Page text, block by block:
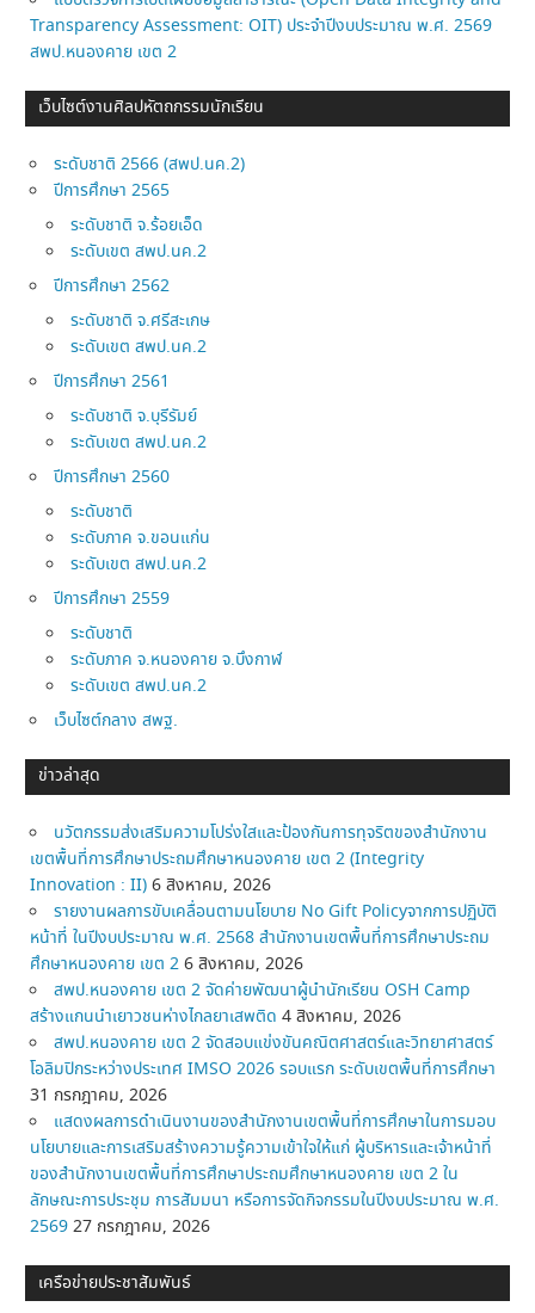
Transparency Assessment: OIT) ประจำปีงบประมาณ พ.ศ. 2569
สพป.หนองคาย เขต 2
เว็บไซต์งานศิลปหัตถกรรมนักเรียน
ระดับชาติ 2566 (สพป.นค.2)
ปีการศึกษา 2565
ระดับชาติ จ.ร้อยเอ็ด
ระดับเขต สพป.นค.2
ปีการศึกษา 2562
ระดับชาติ จ.ศรีสะเกษ
ระดับเขต สพป.นค.2
ปีการศึกษา 2561
ระดับชาติ จ.บุรีรัมย์
ระดับเขต สพป.นค.2
ปีการศึกษา 2560
ระดับชาติ
ระดับภาค จ.ขอนแก่น
ระดับเขต สพป.นค.2
ปีการศึกษา 2559
ระดับชาติ
ระดับภาค จ.หนองคาย จ.บึงกาฬ
ระดับเขต สพป.นค.2
เว็บไซต์กลาง สพฐ.
ข่าวล่าสุด
นวัตกรรมส่งเสริมความโปร่งใสและป้องกันการทุจริตของสำนักงาน
เขตพื้นที่การศึกษาประถมศึกษาหนองคาย เขต 2 (Integrity
Innovation : II) 6 สิงหาคม, 2026
รายงานผลการขับเคลื่อนตามนโยบาย No Gift Policyจากการปฏิบัติ
หน้าที่ ในปีงบประมาณ พ.ศ. 2568 สำนักงานเขตพื้นที่การศึกษาประถม
ศึกษาหนองคาย เขต 2 6 สิงหาคม, 2026
สพป.หนองคาย เขต 2 จัดค่ายพัฒนาผู้นำนักเรียน OSH Camp
สร้างแกนนำเยาวชนห่างไกลยาเสพติด 4 สิงหาคม, 2026
สพป.หนองคาย เขต 2 จัดสอบแข่งขันคณิตศาสตร์และวิทยาศาสตร์
โอลิมปิกระหว่างประเทศ IMSO 2026 รอบแรก ระดับเขตพื้นที่การศึกษา
31 กรกฎาคม, 2026
แสดงผลการดำเนินงานของสำนักงานเขตพื้นที่การศึกษาในการมอบ
นโยบายและการเสริมสร้างความรู้ความเข้าใจให้แก่ ผู้บริหารและเจ้าหน้าที่
ของสำนักงานเขตพื้นที่การศึกษาประถมศึกษาหนองคาย เขต 2 ใน
ลักษณะการประชุม การสัมมนา หรือการจัดกิจกรรมในปีงบประมาณ พ.ศ.
2569 27 กรกฎาคม, 2026
เครือข่ายประชาสัมพันธ์